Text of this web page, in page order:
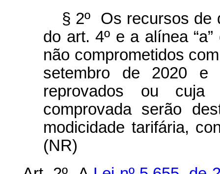
§ 2º Os recursos de
do art. 4º e a alínea
não comprometidos
setembro de 2020 e
reprovados ou cuja
comprovada serão
modicidade tarifária,
(NR)